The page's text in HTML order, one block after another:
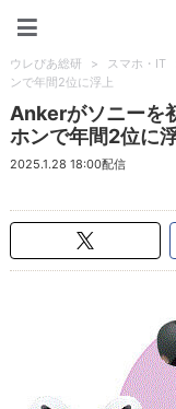
ウレぴあ総研 > スマホ・IT
ンで年間2位に浮上
Ankerがソニーを
ホンで年間2位に
2025.1.28 18:00配信